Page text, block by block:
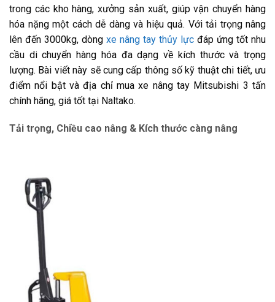
trong các kho hàng, xưởng sản xuất, giúp vận chuyển hàng
hóa nặng một cách dễ dàng và hiệu quả. Với tải trọng nâng
lên đến 3000kg, dòng xe nâng tay thủy lực đáp ứng tốt nhu
cầu di chuyển hàng hóa đa dạng về kích thước và trọng
lượng. Bài viết này sẽ cung cấp thông số kỹ thuật chi tiết, ưu
điểm nổi bật và địa chỉ mua xe nâng tay Mitsubishi 3 tấn
chính hãng, giá tốt tại Naltako.
Tải trọng, Chiều cao nâng & Kích thước càng nâng